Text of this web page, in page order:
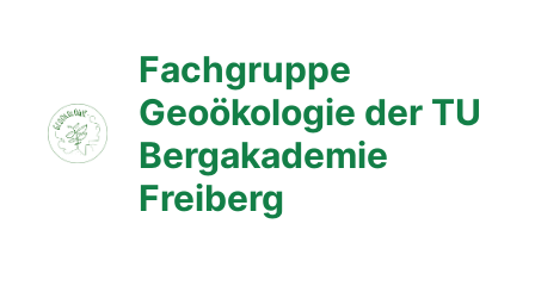
Fachgruppe
Geoökologie der TU
Bergakademie
Freiberg